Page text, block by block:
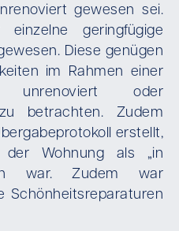
gewesen sei.
geringfügige
Diese genügen
im Rahmen einer
unrenoviert oder
betrachten. Zudem
erstellt,
Wohnung als „in
war. Zudem war
Schönheitsreparaturen